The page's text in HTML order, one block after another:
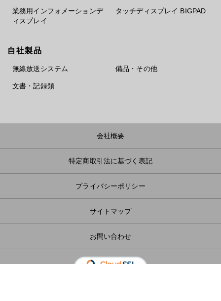
業務用インフォメーションデ
ィスプレイ
タッチディスプレイ BIGPAD
自社製品
無線放送システム 備品・その他
文書・記録類
会社概要
特定商取引法に基づく表記
プライバシーポリシー
サイトマップ
お問い合わせ